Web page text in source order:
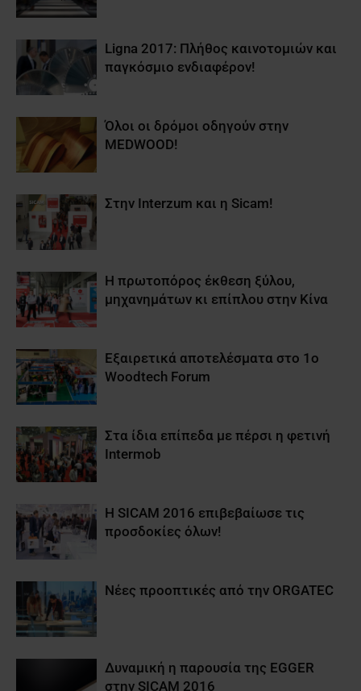
Ligna 2017: Πλήθος καινοτομιών και
παγκόσμιο ενδιαφέρον!
Όλοι οι δρόμοι οδηγούν στην
MEDWOOD!
Στην Interzum και η Sicam!
Η πρωτοπόρος έκθεση ξύλου,
μηχανημάτων κι επίπλου στην Κίνα
Εξαιρετικά αποτελέσματα στο 1o
Woodtech Forum
Στα ίδια επίπεδα με πέρσι η φετινή
Intermob
Η SICAM 2016 επιβεβαίωσε τις
προσδοκίες όλων!
Νέες προοπτικές από την ORGATEC
Δυναμική η παρουσία της EGGER
στην SICAM 2016